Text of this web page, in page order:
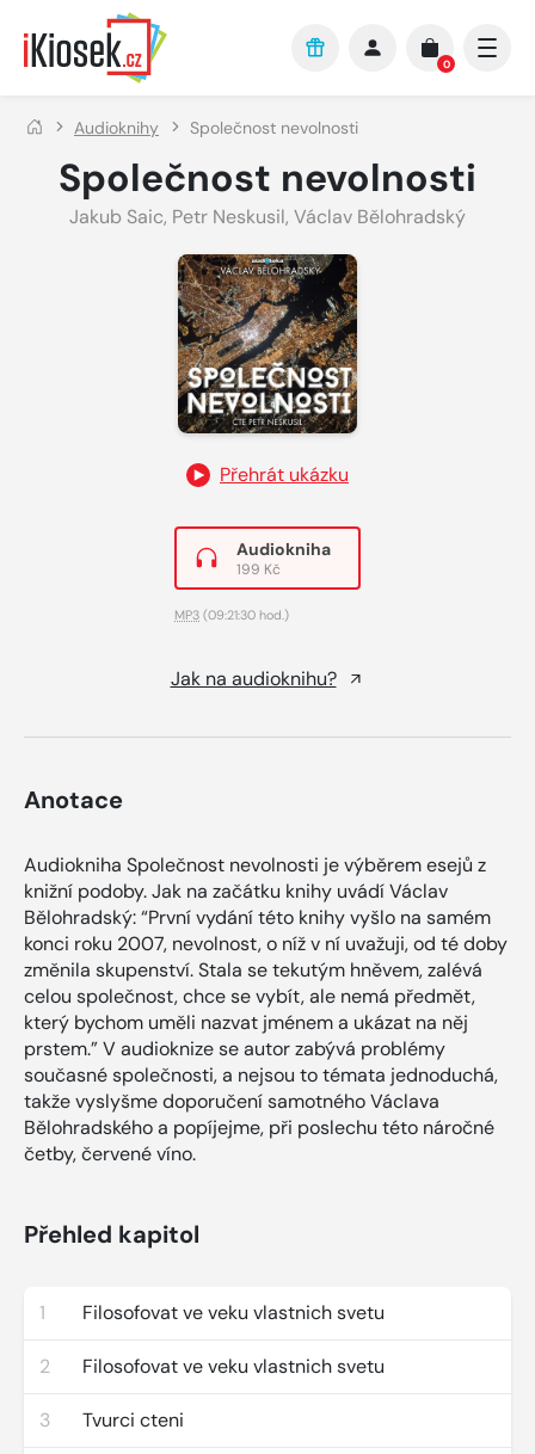
Přejít na hlavní obsah
0
Audioknihy Společnost nevolnosti
Společnost nevolnosti
Jakub Saic, Petr Neskusil, Václav Bělohradský
Přehrát ukázku
Audiokniha
199 Kč
MP3 (09:21:30 hod.)
Jak na audioknihu?
Anotace
Audiokniha Společnost nevolnosti je výběrem esejů z
knižní podoby. Jak na začátku knihy uvádí Václav
Bělohradský: “První vydání této knihy vyšlo na samém
konci roku 2007, nevolnost, o níž v ní uvažuji, od té doby
změnila skupenství. Stala se tekutým hněvem, zalévá
celou společnost, chce se vybít, ale nemá předmět,
který bychom uměli nazvat jménem a ukázat na něj
prstem.” V audioknize se autor zabývá problémy
současné společnosti, a nejsou to témata jednoduchá,
takže vyslyšme doporučení samotného Václava
Bělohradského a popíjejme, při poslechu této náročné
četby, červené víno.
Přehled kapitol
1 Filosofovat ve veku vlastnich svetu
2 Filosofovat ve veku vlastnich svetu
3 Tvurci cteni